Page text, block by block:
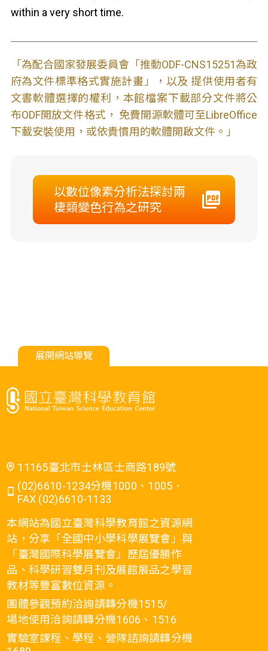
within a very short time.
「為配合國家發展委員會「推動ODF-CNS15251為政
府為文件標準格式實施計畫」，以及 提供使用者有
文書軟體選擇的權利，本館檔案下載部分文件將公
布ODF開放文件格式， 免費開源軟體可至LibreOffice
下載安裝使用，或依貴慣用的軟體開啟文件。」
以數位像素分析法探討兩
棲類變色行為之研究
展開網站導覽
11165臺北市士林區士商路189號
(02)6610-1234分機1000、1005．
FAX (02)6610-1133
本網站為國立臺灣科學教育館之資源網
站，分享「全國中小學科學展覽會」與
「臺灣國際科學展覽會」歷屆優勝作
品、科學研習雙月刊及展館展品之學習
教材等豐富數位資源。
團體參觀預約洽詢請轉分機1515/
場地使用洽詢請轉分機1606、1516
實驗室課程、學程、營隊諮詢請轉分機